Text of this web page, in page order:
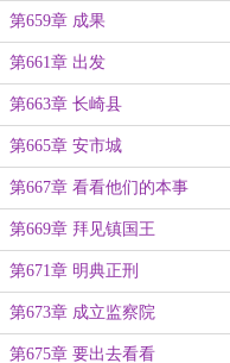
第659章 成果
第661章 出发
第663章 长崎县
第665章 安市城
第667章 看看他们的本事
第669章 拜见镇国王
第671章 明典正刑
第673章 成立监察院
第675章 要出去看看